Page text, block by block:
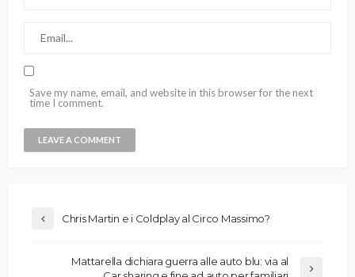
Save my name, email, and website in this browser for the next
time I comment.
Chris Martin e i Coldplay al Circo Massimo?
Mattarella dichiara guerra alle auto blu: via al